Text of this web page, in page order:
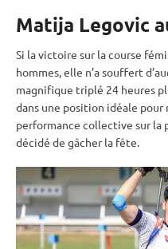
Matija Legovic
Si la victoire sur la course
hommes, elle n’a souffert
magnifique triplé 24 heures
dans une position idéale
performance collective sur la
décidé de gâcher la fête.